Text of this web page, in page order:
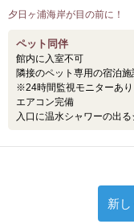
夕日ヶ浦海岸が目の前に！
ペット同伴
館内に入室不可
隣接のペット専用の宿泊施
※24時間監視モニターあり
エアコン完備
入口に温水シャワーの出る
新